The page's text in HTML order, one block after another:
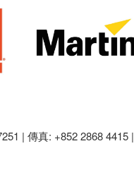
| 傳真: +852 2868 4415 |